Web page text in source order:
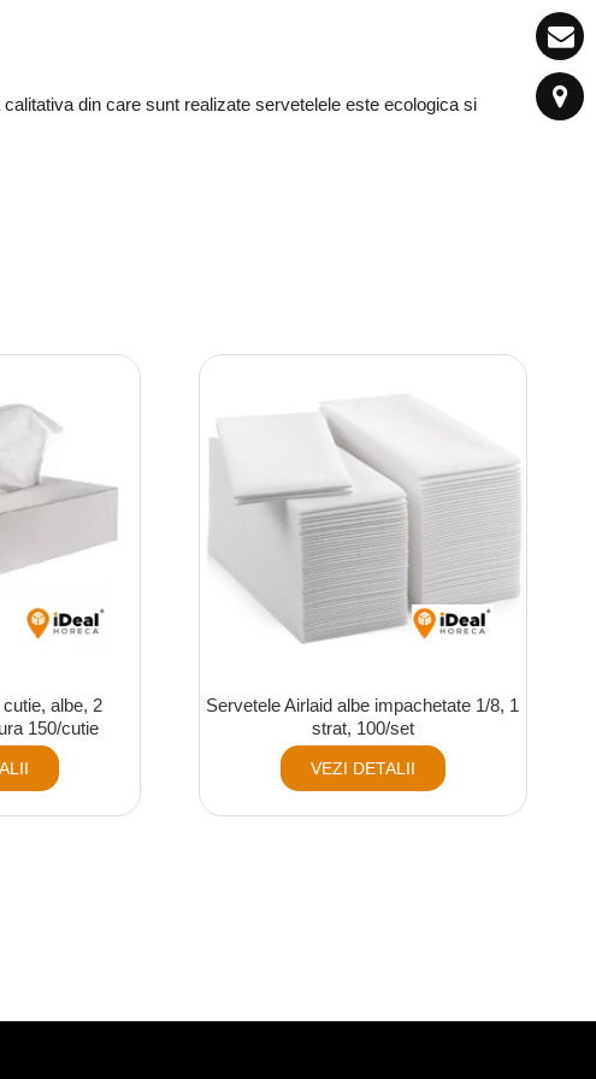
din care sunt realizate servetelele este ecologica si
albe, 2
150/cutie
Servetele Airlaid albe impachetate 1/8, 1
strat, 100/set
VEZI DETALII